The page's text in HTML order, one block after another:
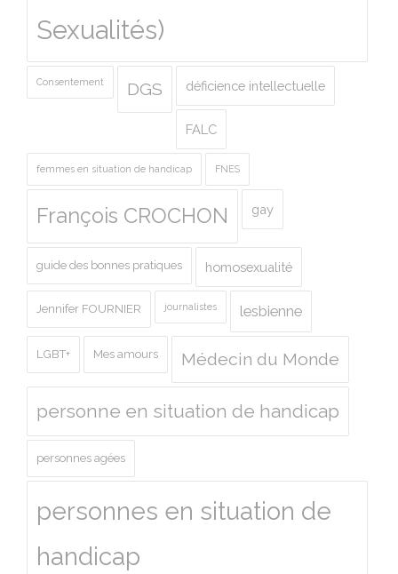
Sexualités)
Consentement DGS déficience intellectuelle
FALC
femmes en situation de handicap FNES
François CROCHON gay
guide des bonnes pratiques homosexualité
Jennifer FOURNIER journalistes lesbienne
LGBT+ Mes amours Médecin du Monde
personne en situation de handicap
personnes agées
personnes en situation de
handicap